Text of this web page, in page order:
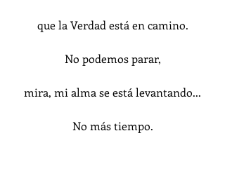
que la Verdad está en camino.
No podemos parar,
mira, mi alma se está levantando...
No más tiempo.